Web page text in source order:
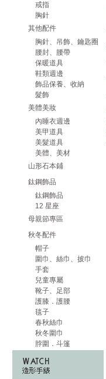
戒指
胸針
其他配件
胸針、吊飾、鑰匙圈
腰封、腰帶
保暖道具
鞋類週邊
飾品保養、收納
髮飾
美體美妝
內睡衣週邊
美甲道具
美髮道具
美體、美材
山形石本鋪
鈦鋼飾品
鈦鋼飾品
12 星座
母親節專區
秋冬配件
帽子
圍巾、絲巾、披巾
手套
兒童專屬
靴子、足部
護膝．護腰
毯子
春秋絲巾
秋冬圍巾
脖圍．斗篷